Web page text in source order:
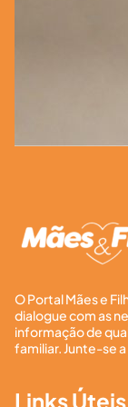
O Portal Mães e
dialogue com as
informação de
familiar. Junte-se
Links Úteis